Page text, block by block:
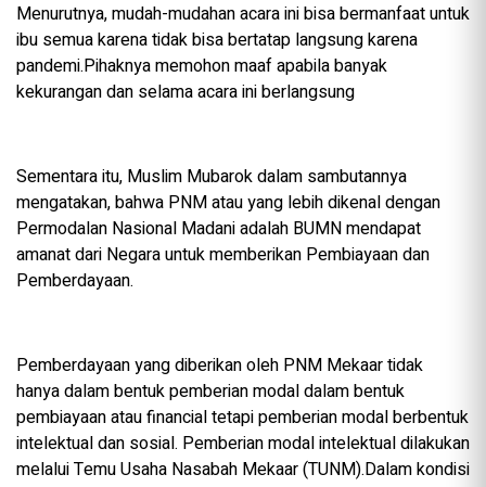
Menurutnya, mudah-mudahan acara ini bisa bermanfaat untuk
ibu semua karena tidak bisa bertatap langsung karena
pandemi.Pihaknya memohon maaf apabila banyak
kekurangan dan selama acara ini berlangsung
Sementara itu, Muslim Mubarok dalam sambutannya
mengatakan, bahwa PNM atau yang lebih dikenal dengan
Permodalan Nasional Madani adalah BUMN mendapat
amanat dari Negara untuk memberikan Pembiayaan dan
Pemberdayaan.
Pemberdayaan yang diberikan oleh PNM Mekaar tidak
hanya dalam bentuk pemberian modal dalam bentuk
pembiayaan atau financial tetapi pemberian modal berbentuk
intelektual dan sosial. Pemberian modal intelektual dilakukan
melalui Temu Usaha Nasabah Mekaar (TUNM).Dalam kondisi